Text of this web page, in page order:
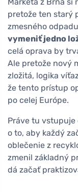
Markéta z Brna si
pretože ten starý
zmesného
vymeniť jedno
celá oprava by
Ale pretože nový
zložitá, logika
že tento prístup
po celej Európe.
Práve tu vstupuje
o to, aby každý
oblečenie z
zmenil základný
dá začať